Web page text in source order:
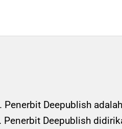
Deepublish
Deepublish